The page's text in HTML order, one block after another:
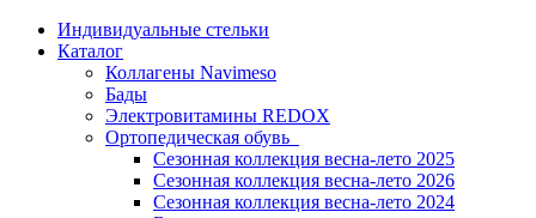
Индивидуальные стельки
Каталог
Коллагены Navimeso
Бады
Электровитамины REDOX
Ортопедическая обувь
Сезонная коллекция весна-лето 2025
Сезонная коллекция весна-лето 2026
Сезонная коллекция весна-лето 2024